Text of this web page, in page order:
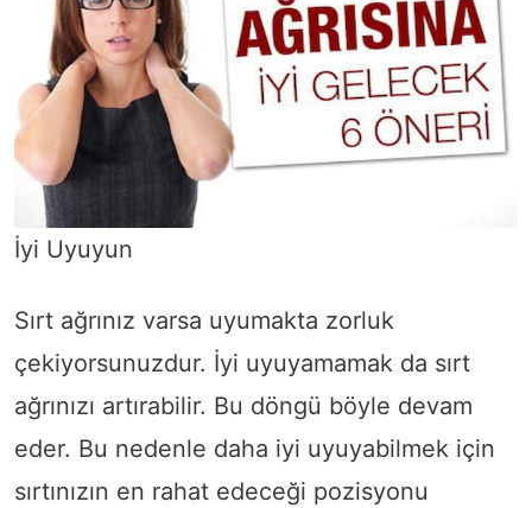
İyi Uyuyun
Sırt ağrınız varsa uyumakta zorluk
çekiyorsunuzdur. İyi uyuyamamak da sırt
ağrınızı artırabilir. Bu döngü böyle devam
eder. Bu nedenle daha iyi uyuyabilmek için
sırtınızın en rahat edeceği pozisyonu